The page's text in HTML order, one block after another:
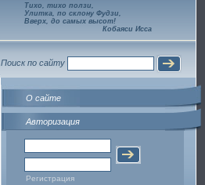
Тихо, тихо ползи,
Улитка, по склону Фудзи,
Вверх, до самых высот!
Кобаяси Исса
Поиск по сайту
О сайте
Авторизация
Регистрация